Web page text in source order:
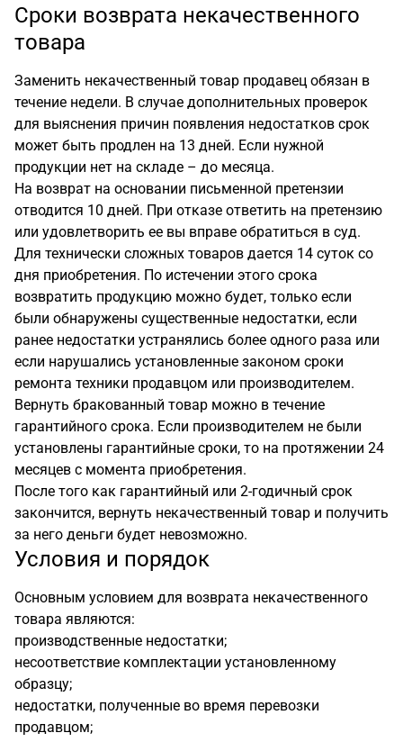
Сроки возврата некачественного
товара
Заменить некачественный товар продавец обязан в
течение недели. В случае дополнительных проверок
для выяснения причин появления недостатков срок
может быть продлен на 13 дней. Если нужной
продукции нет на складе – до месяца.
На возврат на основании письменной претензии
отводится 10 дней. При отказе ответить на претензию
или удовлетворить ее вы вправе обратиться в суд.
Для технически сложных товаров дается 14 суток со
дня приобретения. По истечении этого срока
возвратить продукцию можно будет, только если
были обнаружены существенные недостатки, если
ранее недостатки устранялись более одного раза или
если нарушались установленные законом сроки
ремонта техники продавцом или производителем.
Вернуть бракованный товар можно в течение
гарантийного срока. Если производителем не были
установлены гарантийные сроки, то на протяжении 24
месяцев с момента приобретения.
После того как гарантийный или 2-годичный срок
закончится, вернуть некачественный товар и получить
за него деньги будет невозможно.
Условия и порядок
Основным условием для возврата некачественного
товара являются:
производственные недостатки;
несоответствие комплектации установленному
образцу;
недостатки, полученные во время перевозки
продавцом;